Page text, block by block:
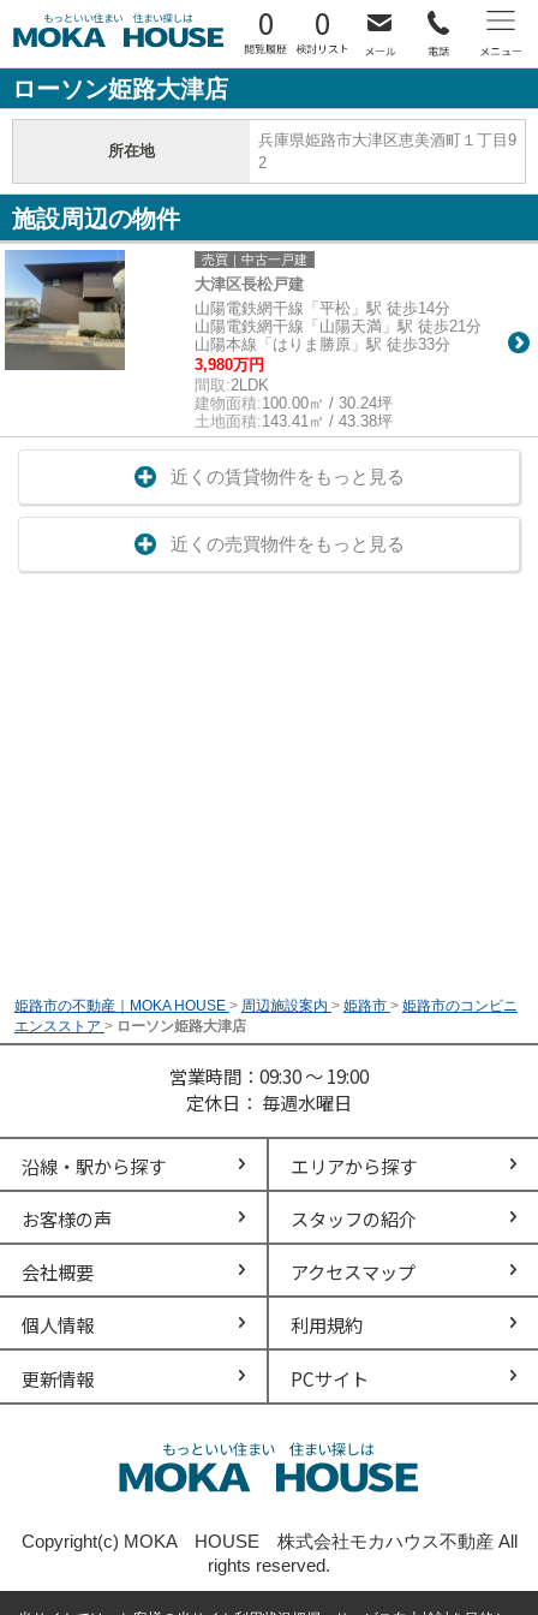
0 0
ローソン姫路大津店
所在地
兵庫県姫路市大津区恵美酒町１丁目9
2
施設周辺の物件
売買｜中古一戸建
大津区長松戸建
山陽電鉄網干線「平松」駅 徒歩14分
山陽電鉄網干線「山陽天満」駅 徒歩21分
山陽本線「はりま勝原」駅 徒歩33分
3,980万円
間取:2LDK
建物面積:100.00㎡ / 30.24坪
土地面積:143.41㎡ / 43.38坪
近くの賃貸物件をもっと見る
近くの売買物件をもっと見る
姫路市の不動産｜MOKA HOUSE > 周辺施設案内 > 姫路市 > 姫路市のコンビニ
エンスストア > ローソン姫路大津店
営業時間：09:30 ～ 19:00
定休日： 毎週水曜日
沿線・駅から探す エリアから探す
お客様の声 スタッフの紹介
会社概要 アクセスマップ
個人情報 利用規約
更新情報 PCサイト
Copyright(c) MOKA HOUSE 株式会社モカハウス不動産 All
rights reserved.